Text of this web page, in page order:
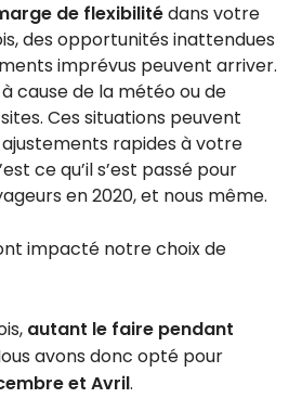
de flexibilitédans votre
des opportunités inattendues
imprévus peuvent arriver.
cause de la météo ou de
Ces situations peuvent
rapides à votre
ce qu’il s’est passé pour
en 2020, et nous même.
impacté notre choix de
autant le faire pendant
avons donc opté pour
et Avril.